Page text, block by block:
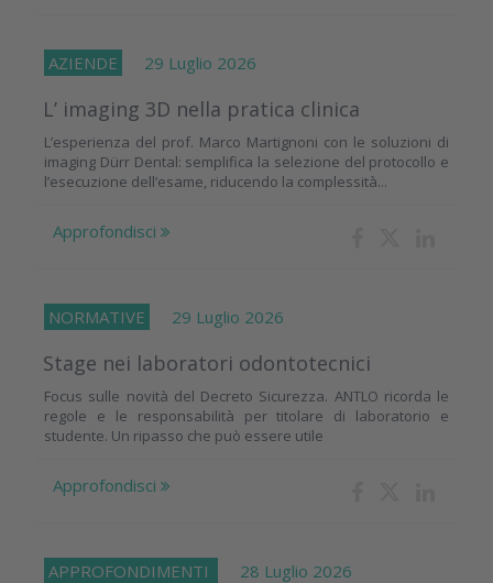
AZIENDE 29 Luglio 2026
L’ imaging 3D nella pratica clinica
L’esperienza del prof. Marco Martignoni con le soluzioni di
imaging Dürr Dental: semplifica la selezione del protocollo e
l’esecuzione dell’esame, riducendo la complessità...
Approfondisci
NORMATIVE 29 Luglio 2026
Stage nei laboratori odontotecnici
Focus sulle novità del Decreto Sicurezza. ANTLO ricorda le
regole e le responsabilità per titolare di laboratorio e
studente. Un ripasso che può essere utile
Approfondisci
APPROFONDIMENTI 28 Luglio 2026